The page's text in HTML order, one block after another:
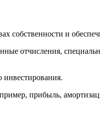
собственности и
отчисления,
инвестирования.
прибыль,